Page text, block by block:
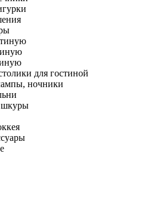
для гостиной
ночники
шкуры